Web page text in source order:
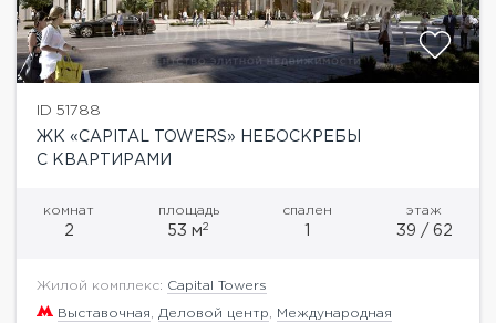
ID 51788
ЖК «CAPITAL TOWERS» НЕБОСКРЕБЫ
С КВАРТИРАМИ
комнат
2
площадь
53 м2
спален
1
этаж
39 / 62
Жилой комплекс: Capital Towers
Выставочная Деловой центр Международная